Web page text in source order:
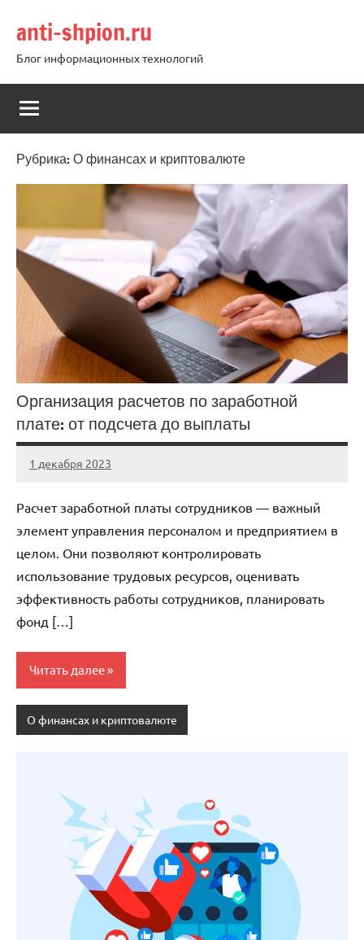
содержимому
anti-shpion.ru
Блог информационных технологий
Рубрика:О финансах и криптовалюте
Организация расчетов по заработной
плате: от подсчета до выплаты
1 декабря 2023
Avtor
Нет
Расчет заработной платы сотрудников — важный
элемент управления персоналом и предприятием в
целом. Они позволяют контролировать
использование трудовых ресурсов, оценивать
эффективность работы сотрудников, планировать
фонд […]
Читать далее
О финансах и криптовалюте